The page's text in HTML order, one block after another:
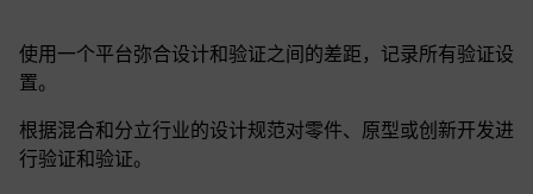
使用一个平台弥合设计和验证之间的差距，记录所有验证设
置。
根据混合和分立行业的设计规范对零件、原型或创新开发进
行验证和验证。